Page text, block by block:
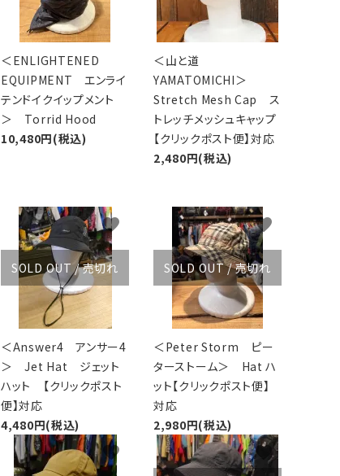
＜ENLIGHTENED
EQUIPMENT エンライ
テンドイクイップメント
＞ Torrid Hood
10,480円(税込)
＜山と道
YAMATOMICHI＞
Stretch Mesh Cap ス
トレッチメッシュキャップ
【クリックポスト便】対応
2,480円(税込)
SOLD OUT / 売切れ
＜Answer4 アンサー4
＞ Jet Hat ジェット
ハット 【クリックポスト
便】対応
4,480円(税込)
favorite
SOLD OUT / 売切れ
＜Peter Storm ピー
ターストーム＞ Hat ハ
ット【クリックポスト便】
対応
2,980円(税込)
favorite
favorite favorite